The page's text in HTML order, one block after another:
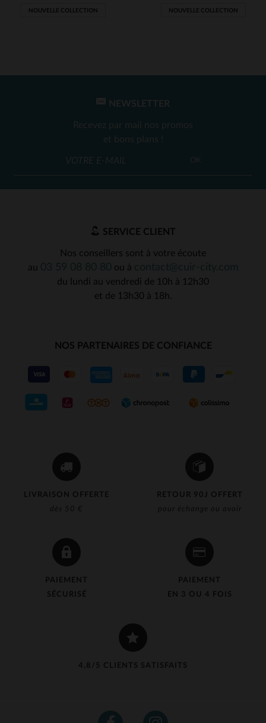
TAILLES DISPONIBLES
NOUVELLE COLLECTION
TAILLES DISPONIBLES
NOUVELLE COLLECTION
LIVRAISON OFFERTE
dès 50 €
RETOUR 90J OFFERT
pour échange ou avoir
PAIEMENT
SÉCURISÉ
PAIEMENT
EN 3 OU 4 FOIS
4,8/5 CLIENTS SATISFAITS
NEWSLETTER
Recevez par mail nos promos
et bons plans !
OK
SERVICE CLIENT
Nos conseillers sont à votre écoute
au
ou à
du lundi au vendredi de 10h à 12h30
et de 13h30 à 18h.
NOS PARTENAIRES DE CONFIANCE